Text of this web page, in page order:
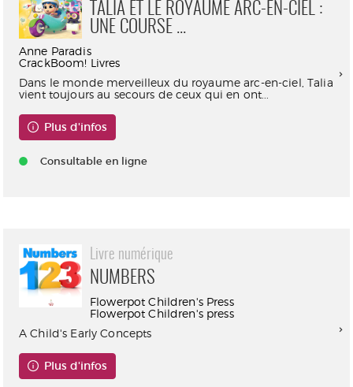
TALIA ET LE ROYAUME ARC-EN-CIEL :
UNE COURSE ...
Anne Paradis
CrackBoom! Livres
Dans le monde merveilleux du royaume arc-en-ciel, Talia
vient toujours au secours de ceux qui en ont...
Plus d'infos
Consultable en ligne
Livre numérique
NUMBERS
Flowerpot Children's Press
Flowerpot Children's press
A Child's Early Concepts
Plus d'infos